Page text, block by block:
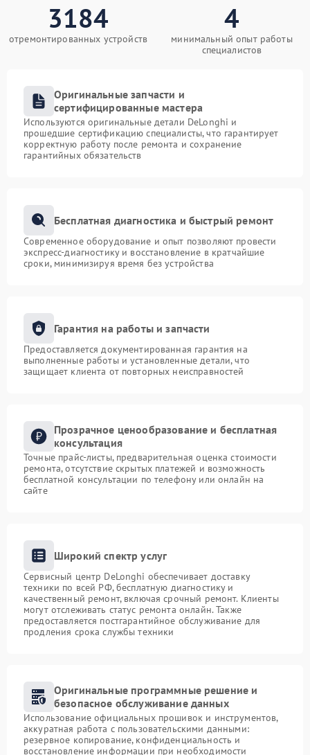
3184
отремонтированных устройств
4
минимальный опыт работы
специалистов
Оригинальные запчасти и
сертифицированные мастера
Используются оригинальные детали DeLonghi и
прошедшие сертификацию специалисты, что гарантирует
корректную работу после ремонта и сохранение
гарантийных обязательств
Бесплатная диагностика и быстрый ремонт
Современное оборудование и опыт позволяют провести
экспресс-диагностику и восстановление в кратчайшие
сроки, минимизируя время без устройства
Гарантия на работы и запчасти
Предоставляется документированная гарантия на
выполненные работы и установленные детали, что
защищает клиента от повторных неисправностей
Прозрачное ценообразование и бесплатная
консультация
Точные прайс-листы, предварительная оценка стоимости
ремонта, отсутствие скрытых платежей и возможность
бесплатной консультации по телефону или онлайн на
сайте
Широкий спектр услуг
Сервисный центр DeLonghi обеспечивает доставку
техники по всей РФ, бесплатную диагностику и
качественный ремонт, включая срочный ремонт. Клиенты
могут отслеживать статус ремонта онлайн. Также
предоставляется постгарантийное обслуживание для
продления срока службы техники
Оригинальные программные решение и
безопасное обслуживание данных
Использование официальных прошивок и инструментов,
аккуратная работа с пользовательскими данными:
резервное копирование, конфиденциальность и
восстановление информации при необходимости